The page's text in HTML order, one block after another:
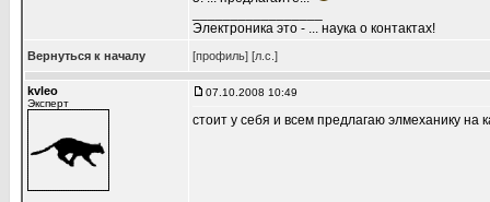
Электроника это - ... наука о контактах!
Вернуться к началу [профиль] [л.с.]
kvleo
Эксперт
07.10.2008 10:49
стоит у себя и всем предлагаю элмеханику на